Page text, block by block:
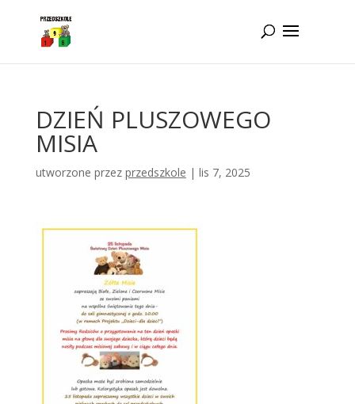
DZIEŃ PLUSZOWEGO
MISIA
utworzone przez przedszkole | lis 7, 2025